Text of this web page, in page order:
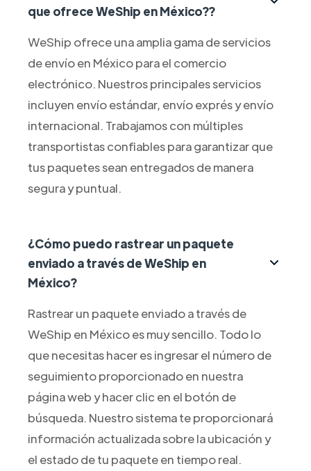
que ofrece WeShip en México??
WeShip ofrece una amplia gama de servicios
de envío en México para el comercio
electrónico. Nuestros principales servicios
incluyen envío estándar, envío exprés y envío
internacional. Trabajamos con múltiples
transportistas confiables para garantizar que
tus paquetes sean entregados de manera
segura y puntual.
¿Cómo puedo rastrear un paquete
enviado a través de WeShip en
México?
Rastrear un paquete enviado a través de
WeShip en México es muy sencillo. Todo lo
que necesitas hacer es ingresar el número de
seguimiento proporcionado en nuestra
página web y hacer clic en el botón de
búsqueda. Nuestro sistema te proporcionará
información actualizada sobre la ubicación y
el estado de tu paquete en tiempo real.